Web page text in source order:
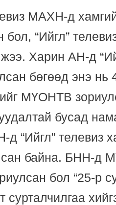
МАХН-д
бол, “Ийгл”
Харин АН-д
бөгөөд энэ
МҮОНТВ
бусад
д “Ийгл” телевиз
байна. БНН-д
бол “25-р
сурталчилгаа